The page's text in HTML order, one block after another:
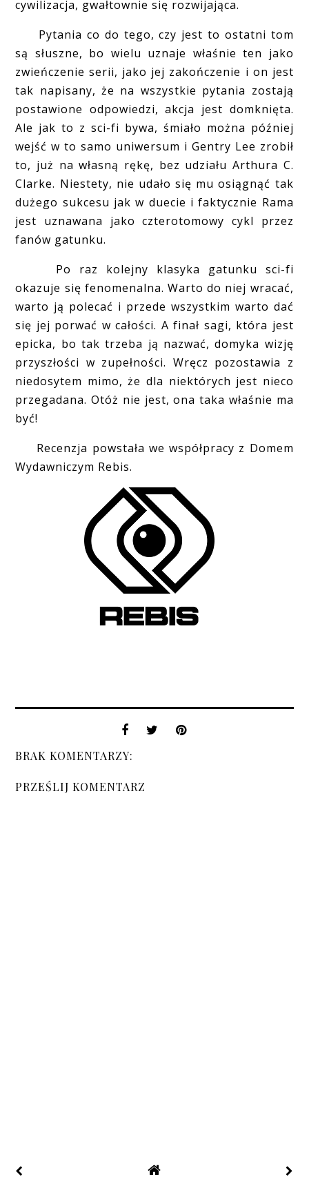
cywilizacja, gwałtownie się rozwijająca.
Pytania co do tego, czy jest to ostatni tom
są słuszne, bo wielu uznaje właśnie ten jako
zwieńczenie serii, jako jej zakończenie i on jest
tak napisany, że na wszystkie pytania zostają
postawione odpowiedzi, akcja jest domknięta.
Ale jak to z sci-fi bywa, śmiało można później
wejść w to samo uniwersum i Gentry Lee zrobił
to, już na własną rękę, bez udziału Arthura C.
Clarke. Niestety, nie udało się mu osiągnąć tak
dużego sukcesu jak w duecie i faktycznie Rama
jest uznawana jako czterotomowy cykl przez
fanów gatunku.
Po raz kolejny klasyka gatunku sci-fi
okazuje się fenomenalna. Warto do niej wracać,
warto ją polecać i przede wszystkim warto dać
się jej porwać w całości. A finał sagi, która jest
epicka, bo tak trzeba ją nazwać, domyka wizję
przyszłości w zupełności. Wręcz pozostawia z
niedosytem mimo, że dla niektórych jest nieco
przegadana. Otóż nie jest, ona taka właśnie ma
być!
Recenzja powstała we współpracy z Domem
Wydawniczym Rebis.
BRAK KOMENTARZY:
PRZEŚLIJ KOMENTARZ